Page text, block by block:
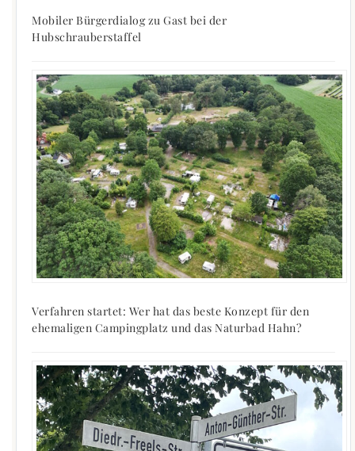
Mobiler Bürgerdialog zu Gast bei der
Hubschrauberstaffel
Verfahren startet: Wer hat das beste Konzept für den
ehemaligen Campingplatz und das Naturbad Hahn?